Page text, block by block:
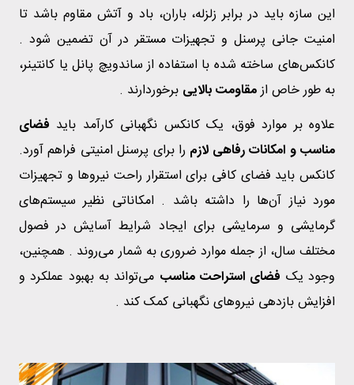
این سازه باید در برابر زلزله، باران، باد و آتش مقاوم باشد تا
امنیت جانی پرسنل و تجهیزات مستقر در آن تضمین شود .
کانکس‌های ساخته شده با استفاده از ساندویچ پانل یا کانتینر،
به طور خاص ازمقاومت بالایی برخوردارند .
علاوه بر موارد فوق، یک کانکس نگهبانی کارآمد باید فضای
مناسب و امکانات رفاهی لازم را برای پرسنل امنیتی فراهم آورد.
کانکس باید فضای کافی برای استقرار راحت نیروها و تجهیزات
مورد نیاز آن‌ها را داشته باشد . امکاناتی نظیر سیستم‌های
گرمایشی و سرمایشی برای ایجاد شرایط آسایش در فصول
مختلف سال، از جمله موارد ضروری به شمار می‌روند . همچنین،
وجود یک فضای استراحت مناسب می‌تواند به بهبود عملکرد و
افزایش بازدهی نیروهای نگهبانی کمک کند .